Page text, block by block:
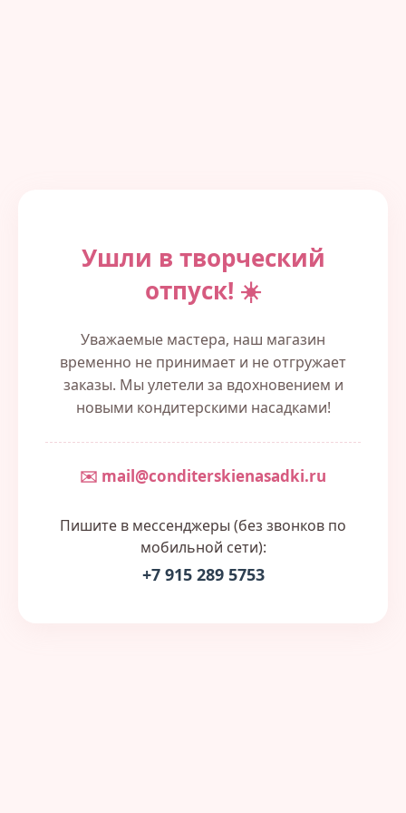
Ушли в творческий
отпуск! ☀️
Уважаемые мастера, наш магазин
временно не принимает и не отгружает
заказы. Мы улетели за вдохновением и
новыми кондитерскими насадками!
✉️ mail@conditerskienasadki.ru
Пишите в мессенджеры (без звонков по
мобильной сети):
+7 915 289 5753